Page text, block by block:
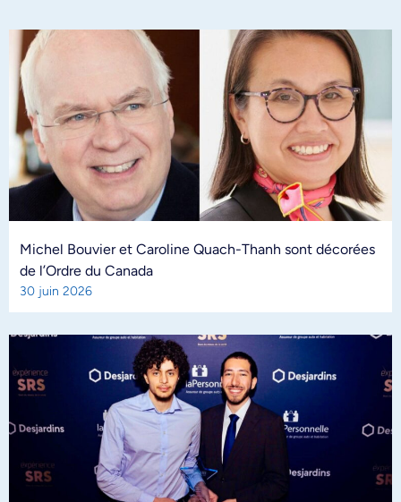
Michel Bouvier et Caroline Quach-Thanh sont décorées
de l’Ordre du Canada
30 juin 2026